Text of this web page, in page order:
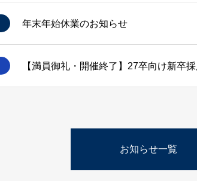
年末年始休業のお知らせ
【満員御礼・開催終了】27卒向け新卒
お知らせ一覧